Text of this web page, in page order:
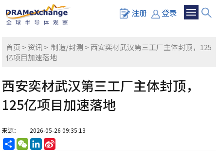
注册 登录
首页 > 资讯>制造/封测 > 西安奕材武汉第三工厂主体封顶，125
亿项目加速落地
西安奕材武汉第三工厂主体封顶，
125亿项目加速落地
来源： 2026-05-26 09:35:13
分
享
WeChatLinkedIn